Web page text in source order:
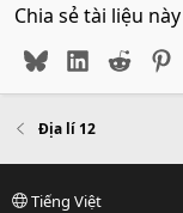
Chia sẻ tài liệu này
BlueskyLinkedIn
Reddit
Địa lí 12
Tiếng Việt